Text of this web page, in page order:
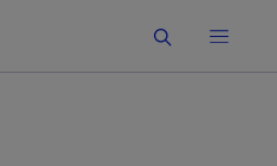
Buscar